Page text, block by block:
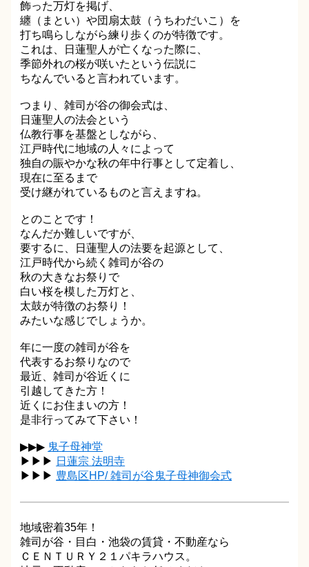
飾った万灯を掲げ、
纏（まとい）や団扇太鼓（うちわだいこ）を
打ち鳴らしながら練り歩くのが特徴です。
これは、日蓮聖人が亡くなった際に、
季節外れの桜が咲いたという伝説に
ちなんでいると言われています。
つまり、雑司が谷の御会式は、
日蓮聖人の法会という
仏教行事を基盤としながら、
江戸時代に地域の人々によって
独自の賑やかな秋の年中行事として定着し、
現在に至るまで
受け継がれているものと言えますね。
とのことです！
なんだか難しいですが、
要するに、日蓮聖人の法要を起源として、
江戸時代から続く雑司が谷の
秋の大きなお祭りで
白い桜を模した万灯と、
太鼓が特徴のお祭り！
みたいな感じでしょうか。
年に一度の雑司が谷を
代表するお祭りなので
最近、雑司が谷近くに
引越してきた方！
近くにお住まいの方！
是非行ってみて下さい！
▶▶▶ 鬼子母神堂
▶▶▶ 日蓮宗 法明寺
▶▶▶ 豊島区HP/ 雑司が谷鬼子母神御会式
地域密着35年！
雑司が谷・目白・池袋の賃貸・不動産なら
ＣＥＮＴＵＲＹ２１パキラハウス。